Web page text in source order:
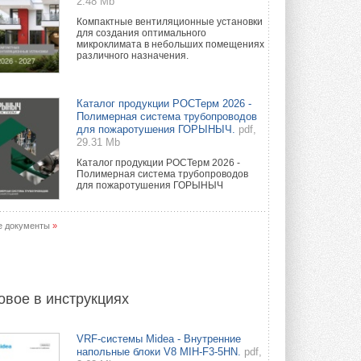
Компактные вентиляционные установки
для создания оптимального
микроклимата в небольших помещениях
различного назначения.
Каталог продукции РОСТерм 2026 -
Полимерная система трубопроводов
для пожаротушения ГОРЫНЫЧ.
pdf,
29.31 Mb
Каталог продукции РОСТерм 2026 -
Полимерная система трубопроводов
для пожаротушения ГОРЫНЫЧ
документы »
в инструкциях
VRF-системы Midea - Внутренние
напольные блоки V8 MIH-F3-5HN. pdf,